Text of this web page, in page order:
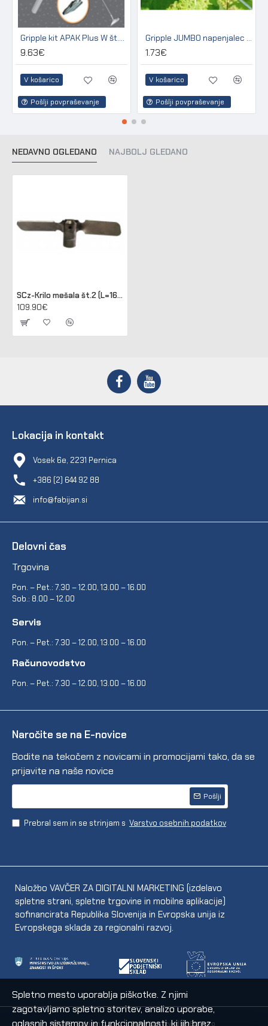
Gripple kit APAK Plus W št.3 za sidranje lesenih in betonskih stebrov
9.63€
V košarico
Pošlji povpraševanje
Gripple JUMBO napenjalec za žico 2,50 - 3,15 mm (pakir. 20 kos)
1.73€
V košarico
Pošlji povpraševanje
NEDAVNO OGLEDANO NAJBOLJ GLEDANO
SCz-Krilo mešala št.2 (L=163mm)
109.90€
Lokacija in kontakt
Vosek 6e, 2231 Pernica
+386 (2) 644 92 88
info@fabijan.si
Delovni čas
Trgovina
Pon. – Pet.: 7.30 – 12.00, 13.00 – 16.00
Sob.: 8.00 – 12.00
Servis
Pon. – Pet.: 7.30 – 12.00, 13.00 – 16.00
Računovodstvo
Pon. – Pet.: 7.30 – 12.00, 13.00 – 16.00
Naročite se na E-novice
Bodite na tekočem z novicami in promocijami tako, da se
prijavite na naše novice
Pošlji
Prebral sem in se strinjam s Varstvo osebnih podatkov
Naložbo VAVČER ZA DIGITALNI MARKETING (izdelavo
spletne strani, spletne trgovine in mobilne aplikacije)
sofinancirata Republika Slovenija in Evropska unija iz
Evropskega sklada za regionalni razvoj.
© 2021 Fabijan d.o.o. Tehnična izvedba EpiCoro
Spletno mesto uporablja piškotke. Z njimi
zagotavljamo spletno storitev, analizo uporabe,
oglasnih sistemov in funkcionalnosti, ki jih brez